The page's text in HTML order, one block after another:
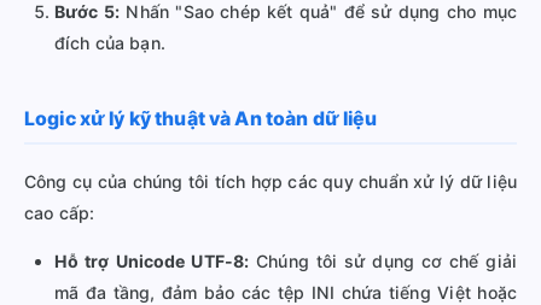
Bước 5: Nhấn "Sao chép kết quả" để sử dụng cho mục
đích của bạn.
Logic xử lý kỹ thuật và An toàn dữ liệu
Công cụ của chúng tôi tích hợp các quy chuẩn xử lý dữ liệu
cao cấp:
Hỗ trợ Unicode UTF-8: Chúng tôi sử dụng cơ chế giải
mã đa tầng, đảm bảo các tệp INI chứa tiếng Việt hoặc